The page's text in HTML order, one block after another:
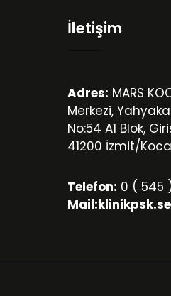
İletişim
Adres: MARS
Merkezi,
No:54 A1 Blok,
41200 İzmit/
Telefon: 0 ( 545
Mail: